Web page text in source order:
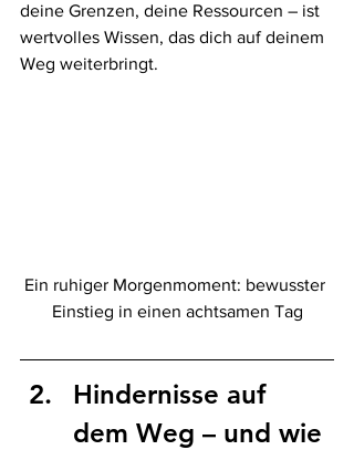
deine Grenzen, deine Ressourcen – ist
wertvolles Wissen, das dich auf deinem
Weg weiterbringt.
Ein ruhiger Morgenmoment: bewusster
Einstieg in einen achtsamen Tag
Hindernisse auf
dem Weg – und wie